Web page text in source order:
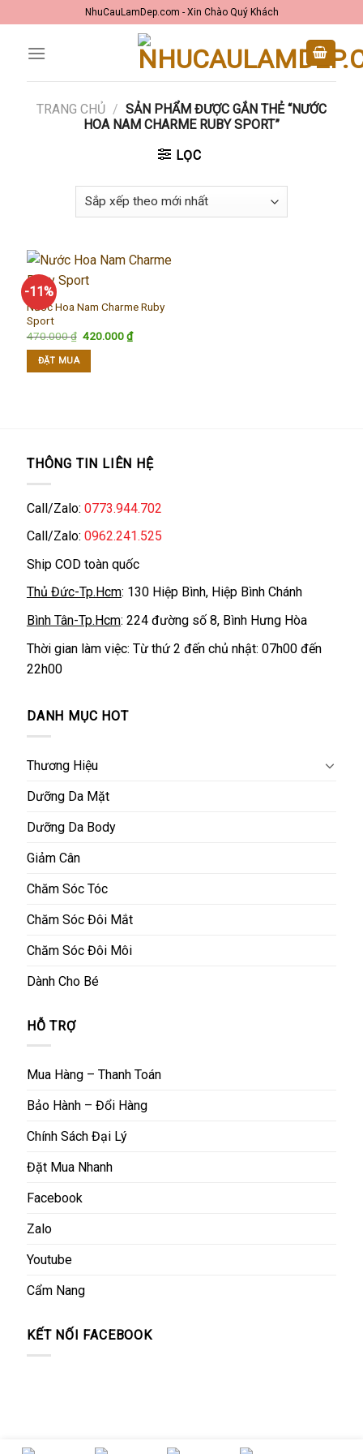
to
content
NhuCauLamDep.com - Xin Chào Quý Khách
TRANG CHỦ / SẢN PHẨM ĐƯỢC GẮN THẺ “NƯỚC
HOA NAM CHARME RUBY SPORT”
LỌC
-11%
Nước Hoa Nam Charme Ruby
Sport
470.000₫ Giá
420.000₫Giá
hiện
ĐẶT MUA
THÔNG TIN LIÊN HỆ
Call/Zalo: 0773.944.702
Call/Zalo: 0962.241.525
Ship COD toàn quốc
Thủ Đức-Tp.Hcm: 130 Hiệp Bình, Hiệp Bình Chánh
Bình Tân-Tp.Hcm: 224 đường số 8, Bình Hưng Hòa
Thời gian làm việc: Từ thứ 2 đến chủ nhật: 07h00 đến
22h00
DANH MỤC HOT
Thương Hiệu
Dưỡng Da Mặt
Dưỡng Da Body
Giảm Cân
Chăm Sóc Tóc
Chăm Sóc Đôi Mắt
Chăm Sóc Đôi Môi
Dành Cho Bé
HỖ TRỢ
Mua Hàng – Thanh Toán
Bảo Hành – Đổi Hàng
Chính Sách Đại Lý
Đặt Mua Nhanh
Facebook
Zalo
Youtube
Cẩm Nang
KẾT NỐI FACEBOOK